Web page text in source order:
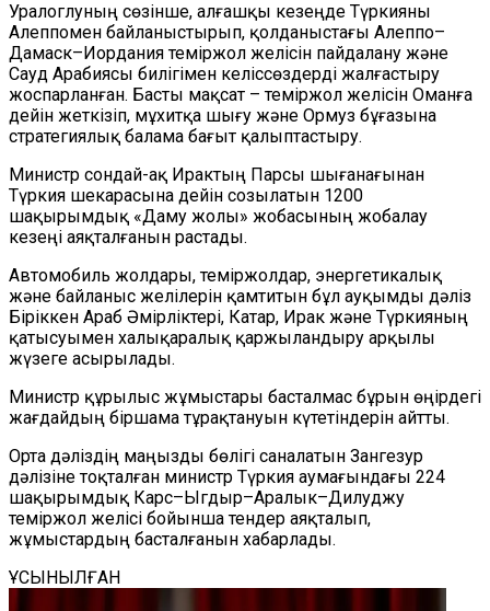
Уралоглуның сөзінше, алғашқы кезеңде Түркияны
Алеппомен байланыстырып, қолданыстағы Алеппо–
Дамаск–Иордания теміржол желісін пайдалану және
Сауд Арабиясы билігімен келіссөздерді жалғастыру
жоспарланған. Басты мақсат – теміржол желісін Оманға
дейін жеткізіп, мұхитқа шығу және Ормуз бұғазына
стратегиялық балама бағыт қалыптастыру.
Министр сондай-ақ Ирактың Парсы шығанағынан
Түркия шекарасына дейін созылатын 1200
шақырымдық «Даму жолы» жобасының жобалау
кезеңі аяқталғанын растады.
Автомобиль жолдары, теміржолдар, энергетикалық
және байланыс желілерін қамтитын бұл ауқымды дәліз
Біріккен Араб Әмірліктері, Катар, Ирак және Түркияның
қатысуымен халықаралық қаржыландыру арқылы
жүзеге асырылады.
Министр құрылыс жұмыстары басталмас бұрын өңірдегі
жағдайдың біршама тұрақтануын күтетіндерін айтты.
Орта дәліздің маңызды бөлігі саналатын Зангезур
дәлізіне тоқталған министр Түркия аумағындағы 224
шақырымдық Карс–Ыгдыр–Аралык–Дилуджу
теміржол желісі бойынша тендер аяқталып,
жұмыстардың басталғанын хабарлады.
ҰСЫНЫЛҒАН